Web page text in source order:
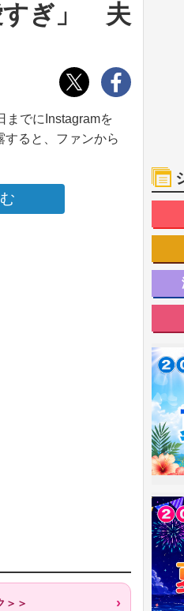
すぎ」 夫
でにInstagramを
ると、ファンから
＞＞